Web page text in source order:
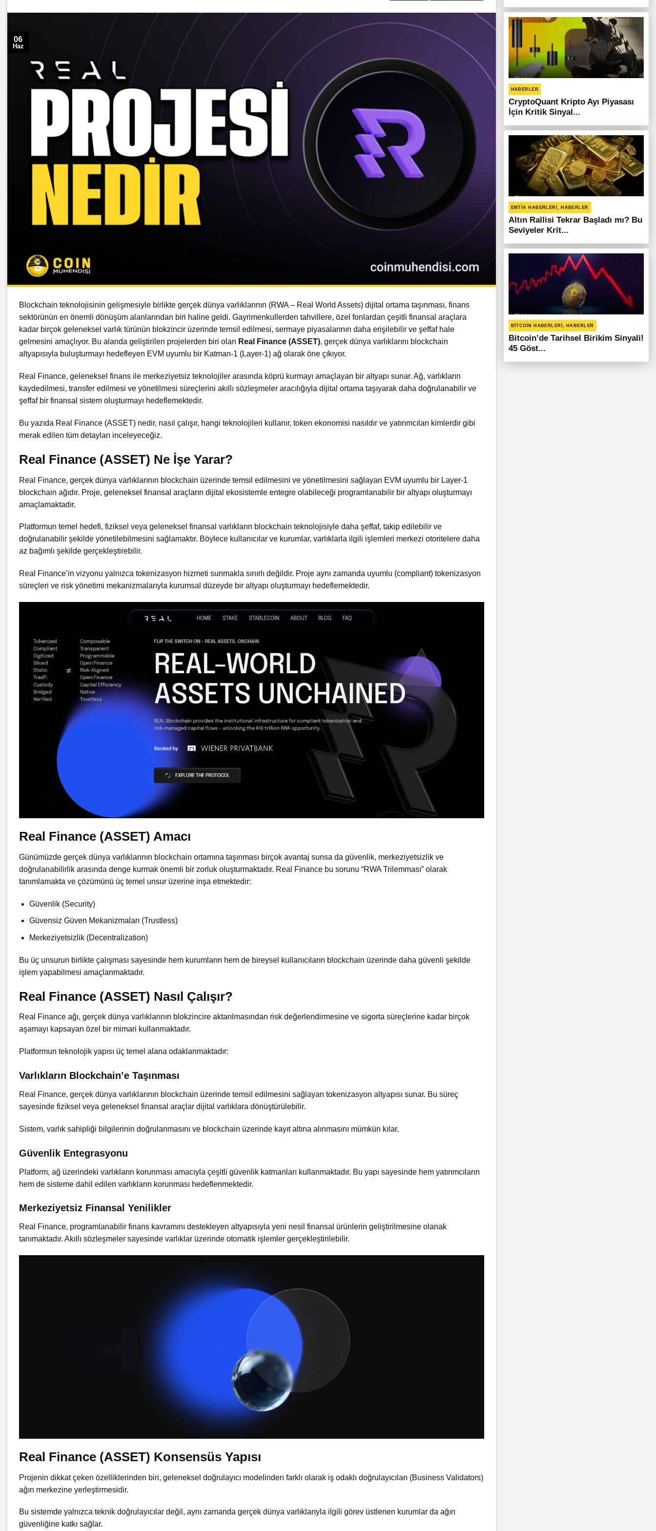
06
Haz
Blockchain teknolojisinin gelişmesiyle birlikte gerçek dünya varlıklarının (RWA– Real World Assets) dijital ortama taşınması, finans
sektörünün en önemli dönüşüm alanlarından biri haline geldi. Gayrimenkullerden tahvillere, özel fonlardan çeşitli finansal araçlara
kadar birçok geleneksel varlık türünün blokzincir üzerinde temsil edilmesi, sermaye piyasalarının daha erişilebilir ve şeffaf hale
gelmesini amaçlıyor. Bu alanda geliştirilen projelerden biri olan Real Finance (ASSET), gerçek dünya varlıklarını blockchain
altyapısıyla buluşturmayı hedefleyen EVM uyumlu bir Katman-1 (Layer-1) ağ olarak öne çıkıyor.
Real Finance, geleneksel finans ile merkeziyetsiz teknolojiler arasında köprü kurmayı amaçlayan bir altyapı sunar. Ağ, varlıkların
kaydedilmesi, transfer edilmesi ve yönetilmesi süreçlerini akıllı sözleşmeler aracılığıyla dijital ortama taşıyarak daha doğrulanabilir ve
şeffaf bir finansal sistem oluşturmayı hedeflemektedir.
Bu yazıda Real Finance (ASSET) nedir, nasıl çalışır, hangi teknolojileri kullanır, token ekonomisi nasıldır ve yatırımcıları kimlerdir gibi
merak edilen tüm detayları inceleyeceğiz.
Real Finance (ASSET) Ne İşe Yarar?
Real Finance, gerçek dünya varlıklarının blockchain üzerinde temsil edilmesini ve yönetilmesini sağlayan EVM uyumlu bir Layer-1
blockchain ağıdır. Proje, geleneksel finansal araçların dijital ekosistemle entegre olabileceği programlanabilir bir altyapı oluşturmayı
amaçlamaktadır.
Platformun temel hedefi, fiziksel veya geleneksel finansal varlıkların blockchain teknolojisiyle daha şeffaf, takip edilebilir ve
doğrulanabilir şekilde yönetilebilmesini sağlamaktır. Böylece kullanıcılar ve kurumlar, varlıklarla ilgili işlemleri merkezi otoritelere daha
az bağımlı şekilde gerçekleştirebilir.
Real Finance’in vizyonu yalnızca tokenizasyon hizmeti sunmakla sınırlı değildir. Proje aynı zamanda uyumlu (compliant) tokenizasyon
süreçleri ve risk yönetimi mekanizmalarıyla kurumsal düzeyde bir altyapı oluşturmayı hedeflemektedir.
Real Finance (ASSET) Amacı
Günümüzde gerçek dünya varlıklarının blockchain ortamına taşınması birçok avantaj sunsa da güvenlik, merkeziyetsizlik ve
doğrulanabilirlik arasında denge kurmak önemli bir zorluk oluşturmaktadır. Real Finance bu sorunu “RWA Trilemması” olarak
tanımlamakta ve çözümünü üç temel unsur üzerine inşa etmektedir:
Güvenlik (Security)
Güvensiz Güven Mekanizmaları (Trustless)
Merkeziyetsizlik (Decentralization)
Bu üç unsurun birlikte çalışması sayesinde hem kurumların hem de bireysel kullanıcıların blockchain üzerinde daha güvenli şekilde
işlem yapabilmesi amaçlanmaktadır.
Real Finance (ASSET) Nasıl Çalışır?
Real Finance ağı, gerçek dünya varlıklarının blokzincire aktarılmasından risk değerlendirmesine ve sigorta süreçlerine kadar birçok
aşamayı kapsayan özel bir mimari kullanmaktadır.
Platformun teknolojik yapısı üç temel alana odaklanmaktadır:
Varlıkların Blockchain’e Taşınması
Real Finance, gerçek dünya varlıklarının blockchain üzerinde temsil edilmesini sağlayan tokenizasyon altyapısı sunar. Bu süreç
sayesinde fiziksel veya geleneksel finansal araçlar dijital varlıklara dönüştürülebilir.
Sistem, varlık sahipliği bilgilerinin doğrulanmasını ve blockchain üzerinde kayıt altına alınmasını mümkün kılar.
Güvenlik Entegrasyonu
Platform, ağ üzerindeki varlıkların korunması amacıyla çeşitli güvenlik katmanları kullanmaktadır. Bu yapı sayesinde hem yatırımcıların
hem de sisteme dahil edilen varlıkların korunması hedeflenmektedir.
Merkeziyetsiz Finansal Yenilikler
Real Finance, programlanabilir finans kavramını destekleyen altyapısıyla yeni nesil finansal ürünlerin geliştirilmesine olanak
tanımaktadır. Akıllı sözleşmeler sayesinde varlıklar üzerinde otomatik işlemler gerçekleştirilebilir.
Real Finance (ASSET) Konsensüs Yapısı
Projenin dikkat çeken özelliklerinden biri, geleneksel doğrulayıcı modelinden farklı olarak iş odaklı doğrulayıcıları (Business Validators)
ağın merkezine yerleştirmesidir.
Bu sistemde yalnızca teknik doğrulayıcılar değil, aynı zamanda gerçek dünya varlıklarıyla ilgili görev üstlenen kurumlar da ağın
güvenliğine katkı sağlar.
HABERLER
CryptoQuant Kripto Ayı Piyasası
İçin Kritik Sinyal...
EMTIA HABERLERI, HABERLER
Altın Rallisi Tekrar Başladı mı? Bu
Seviyeler Krit...
BITCOIN HABERLERI, HABERLER
Bitcoin’de Tarihsel Birikim Sinyali!
45 Göst...